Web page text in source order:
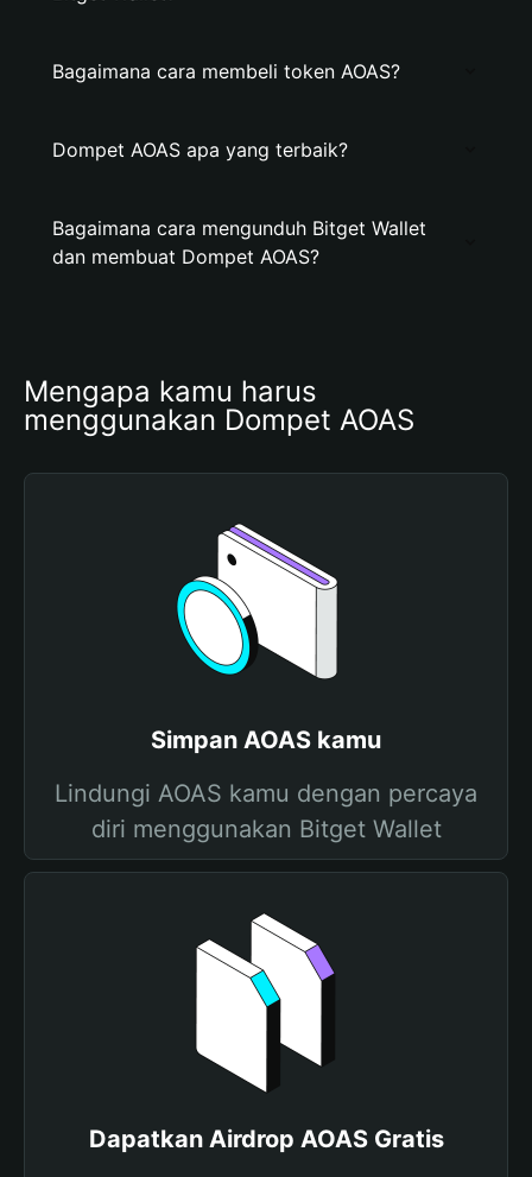
Bagaimana cara membeli token AOAS?
Dompet AOAS apa yang terbaik?
Bagaimana cara mengunduh Bitget Wallet
dan membuat Dompet AOAS?
Mengapa kamu harus
menggunakan Dompet AOAS
Simpan AOAS kamu
Lindungi AOAS kamu dengan percaya
diri menggunakan Bitget Wallet
Dapatkan Airdrop AOAS Gratis